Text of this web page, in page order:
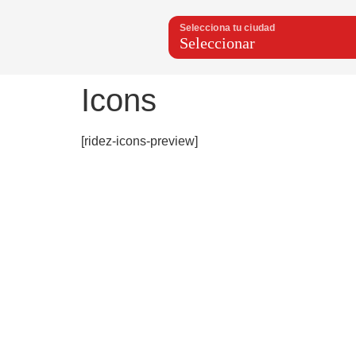
Selecciona tu ciudad
Icons
[ridez-icons-preview]